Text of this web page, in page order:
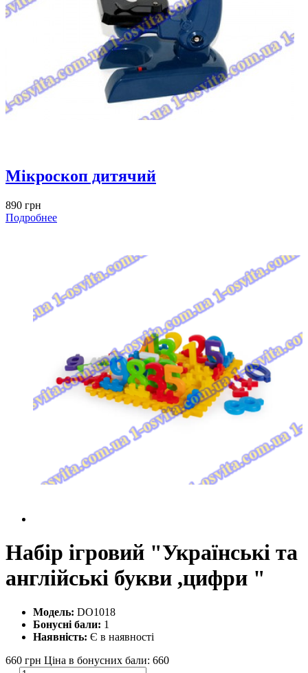
Мікроскоп дитячий
890 грн
Подробнее
Набір ігровий "Українські та
англійські букви ,цифри "
Модель: DO1018
Бонусні бали: 1
Наявність: Є в наявності
660 грн Ціна в бонусних бали: 660